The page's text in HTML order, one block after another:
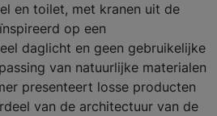
en toilet, met kranen uit de
op een
daglicht en geen gebruikelijke
van natuurlijke materialen
presenteert losse producten
van de architectuur van de